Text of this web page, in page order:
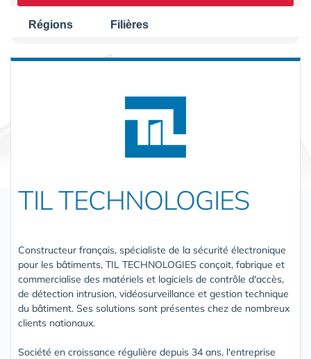
Régions Filières
TIL TECHNOLOGIES
Constructeur français, spécialiste de la sécurité électronique
pour les bâtiments, TIL TECHNOLOGIES conçoit, fabrique et
commercialise des matériels et logiciels de contrôle d'accès,
de détection intrusion, vidéosurveillance et gestion technique
du bâtiment. Ses solutions sont présentes chez de nombreux
clients nationaux.
Société en croissance régulière depuis 34 ans, l'entreprise